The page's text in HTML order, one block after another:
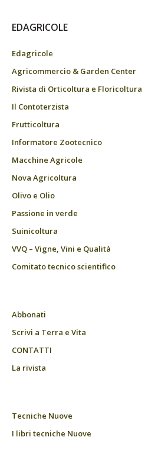
EDAGRICOLE
Edagricole
Agricommercio & Garden Center
Rivista di Orticoltura e Floricoltura
Il Contoterzista
Frutticoltura
Informatore Zootecnico
Macchine Agricole
Nova Agricoltura
Olivo e Olio
Passione in verde
Suinicoltura
VVQ – Vigne, Vini e Qualità
Comitato tecnico scientifico
Abbonati
Scrivi a Terra e Vita
CONTATTI
La rivista
Tecniche Nuove
I libri tecniche Nuove